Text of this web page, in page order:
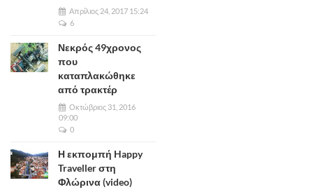
Απρίλιος 24, 2017 15:24
6
Νεκρός 49χρονος
που
καταπλακώθηκε
από τρακτέρ
Οκτώβριος 31, 2016
09:00
0
Η εκπομπή Happy
Traveller στη
Φλώρινα (video)